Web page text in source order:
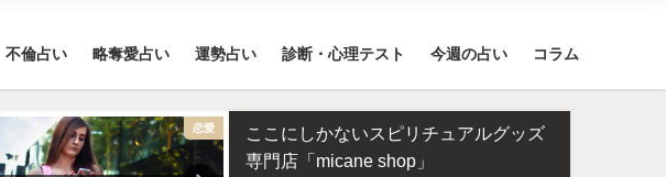
不倫占い 略奪愛占い 運勢占い 診断・心理テスト 今週の占い コラム
恋愛
ここにしかないスピリチュアルグッズ
専門店「micane shop」